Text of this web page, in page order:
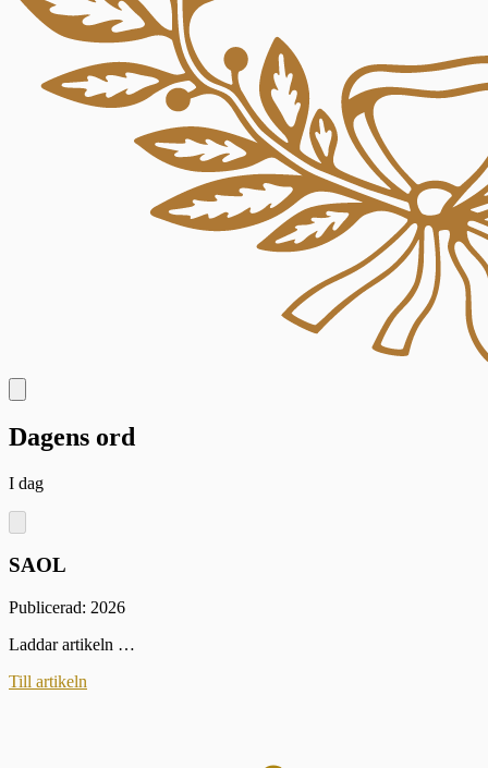
Dagens ord
I dag
SAOL
Publicerad: 2026
Laddar artikeln …
Till artikeln